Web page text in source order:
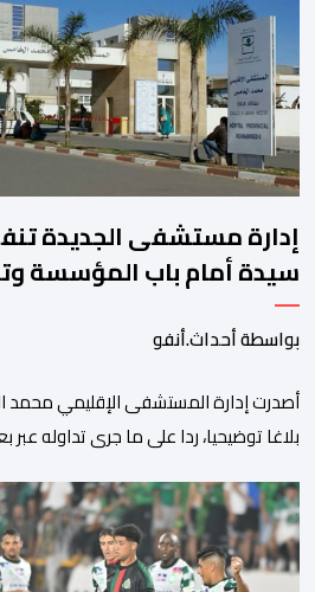
مسجلا أعلى
الأمريكية الآجلة […]
إدارة مستشفى الجديدة
سيدة أمام باب المؤسسة
بواسطة أحداث.أنفو
أصدرت إدارة المستشفى الإقليمي محمد
بلاغا توضيحيا، ردا على ما جرى تداوله
مولودها أمام الباب الرئيسي
التكفل بها. وأكدت إدارة المستشفى أن
مصلحة الولادة، حيث تم استقبالها